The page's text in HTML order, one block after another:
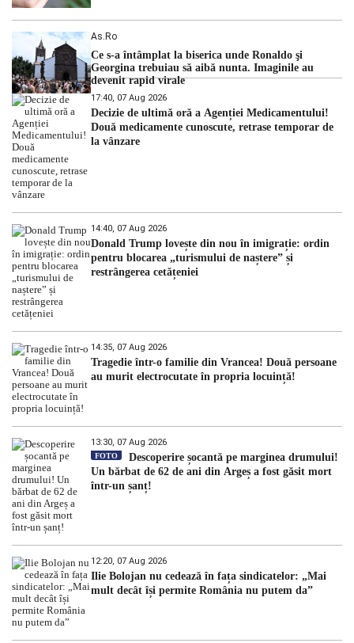
As.ro
Ce s-a întâmplat la biserica unde Ronaldo şi
Georgina trebuiau să aibă nunta. Imaginile au
devenit rapid virale
17:40, 07 Aug 2026
Decizie de ultimă oră a Agenției Medicamentului!
Două medicamente cunoscute, retrase temporar de
la vânzare
14:40, 07 Aug 2026
Donald Trump lovește din nou în imigrație: ordin
pentru blocarea „turismului de naștere” și
restrângerea cetățeniei
14:35, 07 Aug 2026
Tragedie într-o familie din Vrancea! Două persoane
au murit electrocutate în propria locuință!
13:30, 07 Aug 2026
FOTO
Descoperire șocantă pe marginea drumului!
Un bărbat de 62 de ani din Argeș a fost găsit mort
într-un șanț!
12:20, 07 Aug 2026
Ilie Bolojan nu cedează în fața sindicatelor: „Mai
mult decât își permite România nu putem da”